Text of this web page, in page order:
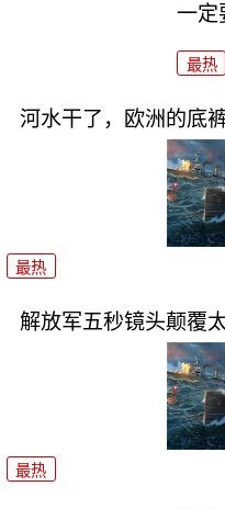
一定
最热
河水干了，欧洲的底
最热
解放军五秒镜头颠覆
最热